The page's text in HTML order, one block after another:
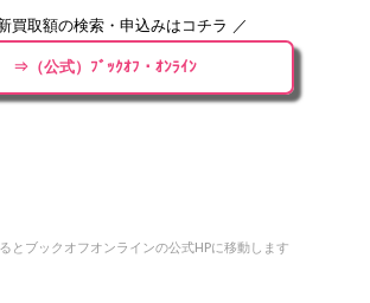
買取額の検索・申込みはコチラ ／
⇒（公式）ﾌﾞｯｸｵﾌ・ｵﾝﾗｲﾝ
とブックオフオンラインの公式HPに移動します